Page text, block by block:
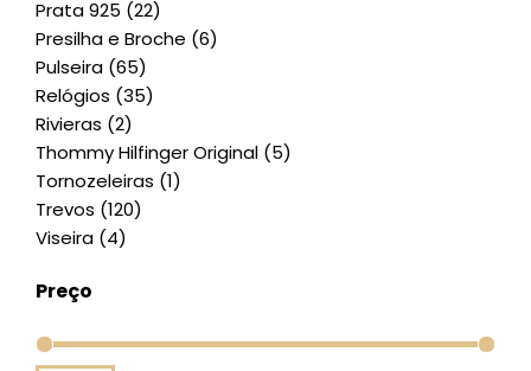
Prata 925 (22)
Presilha e Broche (6)
Pulseira (65)
Relógios (35)
Rivieras (2)
Thommy Hilfinger Original (5)
Tornozeleiras (1)
Trevos (120)
Viseira (4)
Preço